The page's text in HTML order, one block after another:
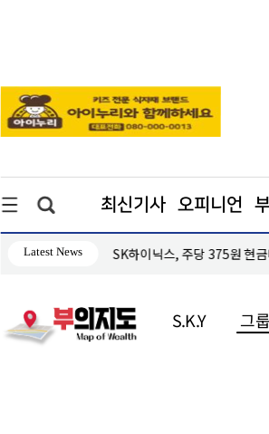
최신기사 오피니언
Latest News
방안 발표" 코레일, 하반기 신입사
S.K.Y 그